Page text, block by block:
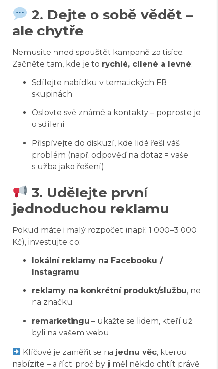
2. Dejte o sobě vědět –
ale chytře
Nemusíte hned spouštět kampaně za tisíce.
Začněte tam, kde je to rychlé, cílené a levné:
Sdílejte nabídku v tematických FB
skupinách
Oslovte své známé a kontakty – poproste je
o sdílení
Přispívejte do diskuzí, kde lidé řeší váš
problém (např. odpověď na dotaz = vaše
služba jako řešení)
3. Udělejte první
jednoduchou reklamu
Pokud máte i malý rozpočet (např. 1 000–3 000
Kč), investujte do:
lokální reklamy na Facebooku /
Instagramu
reklamy na konkrétní produkt/službu, ne
na značku
remarketingu – ukažte se lidem, kteří už
byli na vašem webu
Klíčové je zaměřit se na jednu věc, kterou
nabízíte – a říct, proč by ji měl někdo chtít právě